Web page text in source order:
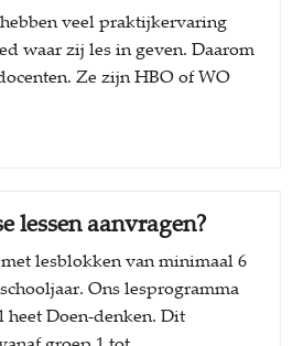
veel praktijkervaring
waar zij les in geven. Daarom
Ze zijn HBO of WO
lessen aanvragen?
lesblokken van minimaal 6
Ons lesprogramma
heet Doen-denken. Dit